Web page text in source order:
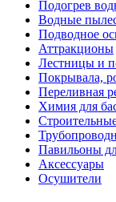
Подогрев
Водные
Подводное
Аттракционы
Лестницы и
Покрывала,
Переливная
Химия для
Павильоны
Аксессуары
Осушители